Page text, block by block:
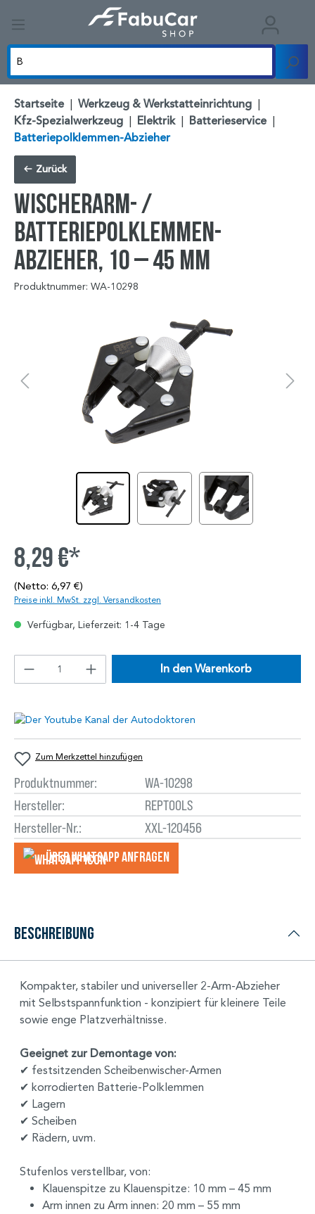
Startseite | Werkzeug & Werkstatteinrichtung |
Kfz-Spezialwerkzeug | Elektrik | Batterieservice |
Batteriepolklemmen-Abzieher
Zurück
Wischerarm- /
Batteriepolklemmen-
Abzieher, 10 – 45 mm
Produktnummer: WA-10298
8,29 €*
(Netto: 6,97 €)
Preise inkl. MwSt. zzgl. Versandkosten
Verfügbar, Lieferzeit: 1-4 Tage
In den Warenkorb
Zum Merkzettel hinzufügen
Produktnummer:
WA-10298
Hersteller:
REPTOOLS
Hersteller-Nr.:
XXL-120456
Über WhatsApp anfragеn
Beschreibung
Kompakter, stabiler und universeller 2-Arm-Abzieher
mit Selbstspannfunktion - konzipiert für kleinere Teile
sowie enge Platzverhältnisse.
Geeignet zur Demontage von:
✔ festsitzenden Scheibenwischer-Armen
✔ korrodierten Batterie-Polklemmen
✔ Lagern
✔ Scheiben
✔ Rädern, uvm.
Stufenlos verstellbar, von:
Klauenspitze zu Klauenspitze: 10 mm – 45 mm
Arm innen zu Arm innen: 20 mm – 55 mm